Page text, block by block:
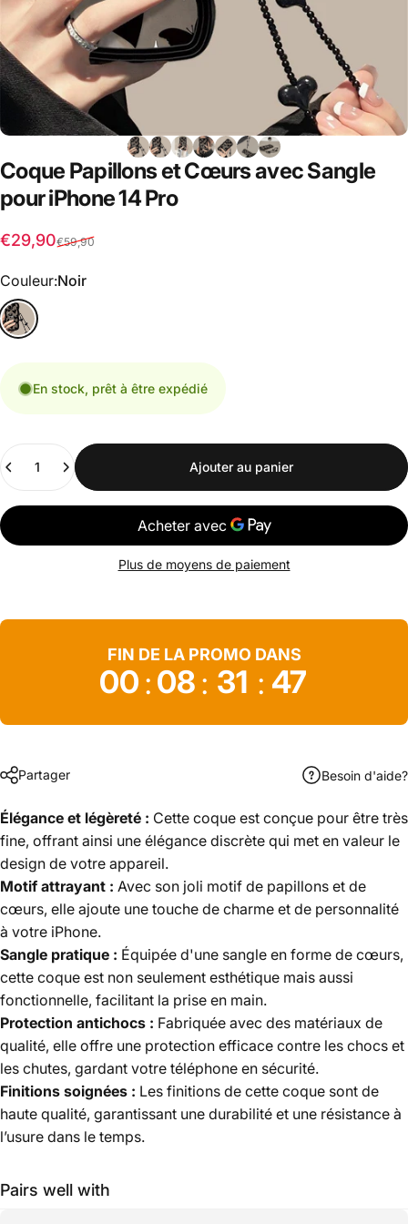
Coque PapillonsetCœursavecSangle
pouriPhone14Pro
Prix promotionnel
€29,90
Prix habituel
€59,90
Couleur
Couleur:Noir
En stock, prêt à être expédié
Quantité
Ajouter au panier
Plus de moyens de paiement
FIN DE LA PROMO DANS
00:08: 31 : 46
Partager Besoin d'aide?
Élégance et légèreté : Cette coque est conçue pour être très
fine, offrant ainsi une élégance discrète qui met en valeur le
design de votre appareil.
Motif attrayant : Avec son joli motif de papillons et de
cœurs, elle ajoute une touche de charme et de personnalité
à votre iPhone.
Sangle pratique : Équipée d'une sangle en forme de cœurs,
cette coque est non seulement esthétique mais aussi
fonctionnelle, facilitant la prise en main.
Protection antichocs : Fabriquée avec des matériaux de
qualité, elle offre une protection efficace contre les chocs et
les chutes, gardant votre téléphone en sécurité.
Finitions soignées : Les finitions de cette coque sont de
haute qualité, garantissant une durabilité et une résistance à
l’usure dans le temps.
Pairs well with